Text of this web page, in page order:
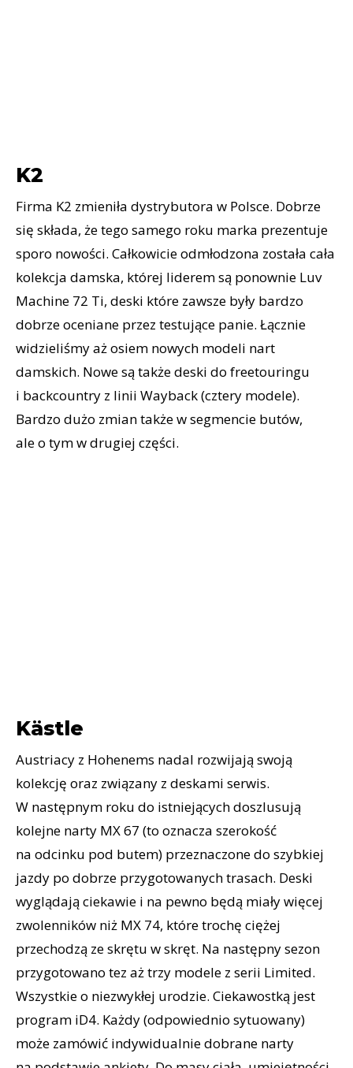
K2
Firma K2 zmieniła dystrybutora w Polsce. Dobrze
się składa, że tego samego roku marka prezentuje
sporo nowości. Całkowicie odmłodzona została cała
kolekcja damska, której liderem są ponownie Luv
Machine 72 Ti, deski które zawsze były bardzo
dobrze oceniane przez testujące panie. Łącznie
widzieliśmy aż osiem nowych modeli nart
damskich. Nowe są także deski do freetouringu
i backcountry z linii Wayback (cztery modele).
Bardzo dużo zmian także w segmencie butów,
ale o tym w drugiej części.
Kästle
Austriacy z Hohenems nadal rozwijają swoją
kolekcję oraz związany z deskami serwis.
W następnym roku do istniejących doszlusują
kolejne narty MX 67 (to oznacza szerokość
na odcinku pod butem) przeznaczone do szybkiej
jazdy po dobrze przygotowanych trasach. Deski
wyglądają ciekawie i na pewno będą miały więcej
zwolenników niż MX 74, które trochę ciężej
przechodzą ze skrętu w skręt. Na następny sezon
przygotowano tez aż trzy modele z serii Limited.
Wszystkie o niezwykłej urodzie. Ciekawostką jest
program iD4. Każdy (odpowiednio sytuowany)
może zamówić indywidualnie dobrane narty